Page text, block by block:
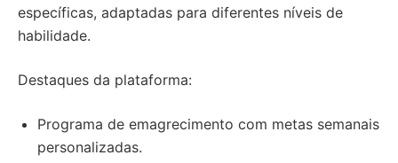
específicas, adaptadas para diferentes níveis de
habilidade.
Destaques da plataforma:
Programa de emagrecimento com metas semanais
personalizadas.